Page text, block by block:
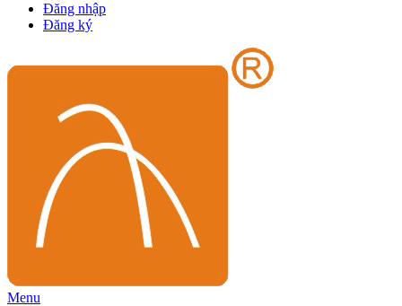
Đăng nhập
Đăng ký
Menu